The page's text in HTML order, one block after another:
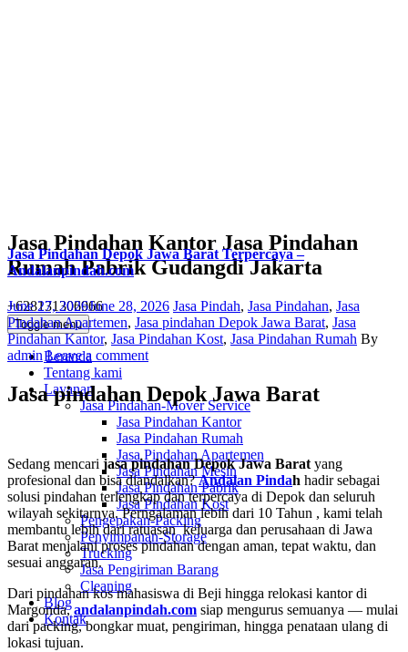
Jasa Pindahan Kantor Jasa Pindahan
Rumah Pabrik Gudangdi Jakarta
+628131306966
Toggle menu
Beranda
Tentang kami
Layanan
Jasa Pindahan-Mover Service
Jasa Pindahan Kantor
Jasa Pindahan Rumah
Jasa Pindahan Apartemen
Jasa Pindahan Mesin
Jasa Pindahan Pabrik
Jasa Pindahan Kost
Pengepakan-Packing
Penyimpanan-Storage
Trucking
Jasa Pengiriman Barang
Cleaning
Blog
Kontak
Jasa Pindahan Depok Jawa Barat Terpercaya –
Andalanpindah.com
Posted
on
June 27, 2026June 28, 2026 Categories
Jasa Pindah, Jasa Pindahan, Jasa
Pindahan Apartemen, Jasa pindahan Depok Jawa Barat, Jasa
Pindahan Kantor, Jasa Pindahan Kost, Jasa Pindahan Rumah Author
By
admin Leave a comment
Jasa pindahan Depok Jawa Barat
Sedang mencari jasa pindahan Depok Jawa Barat yang
profesional dan bisa diandalkan?Andalan Pindah hadir sebagai
solusi pindahan terlengkap dan terpercaya di Depok dan seluruh
wilayah sekitarnya. Perngalaman lebih dari 10 Tahun , kami telah
membantu lebih dari ratuasan keluarga dan perusahaan di Jawa
Barat menjalani proses pindahan dengan aman, tepat waktu, dan
sesuai anggaran.
Dari pindahan kos mahasiswa di Beji hingga relokasi kantor di
Margonda,andalanpindah.com siap mengurus semuanya — mulai
dari packing, bongkar muat, pengiriman, hingga penataan ulang di
lokasi tujuan.